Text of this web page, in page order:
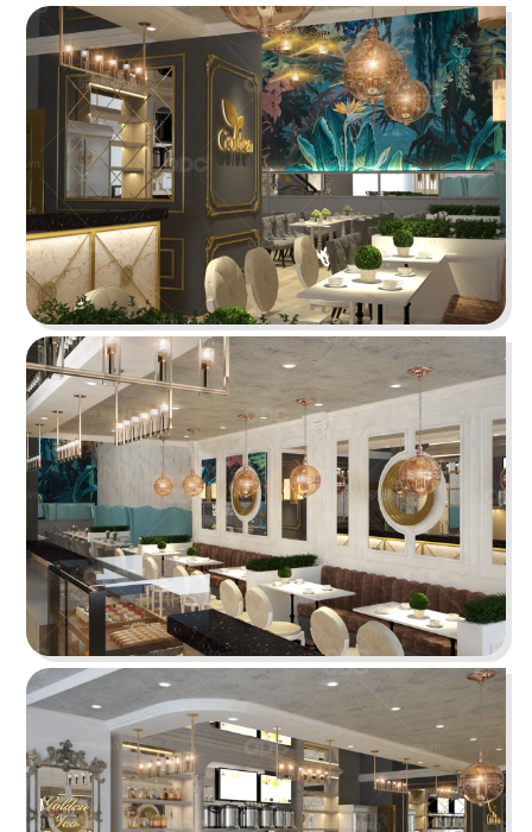
EL GAUCHO
El Gaucho Lotte Mall hứa hẹn là điểm đến lý
tưởng cho trải nghiệm ẩm thực Âu đỉnh cao
mang phong cách công nghiệp độc đáo
Chi tiết
HẢI SẢN HOÀNG GIA
Đội ngũ thiết kế QDC đã khéo léo kết hợp nét
đặc trưng phong cách Địa Trung Hải với vẻ đẹp
thanh lịch, sang trọng của Indochine